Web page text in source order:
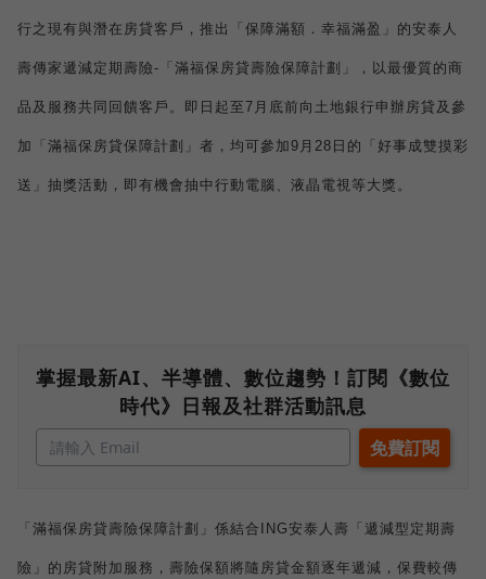
行之現有與潛在房貸客戶，推出 保障滿額．幸福滿盈」的安泰人
壽傳家遞減定期壽險- 「滿福保房貸壽險保障計劃」，以最優質的商
品及服務共同回饋客戶。即日起至7 月底前向土地銀行申辦房貸及參
加「滿福保房貸保障計劃」者，均可參加9 月 28 日 的「好事成雙摸彩
送」抽獎活動，即有機會抽中行動電腦、液晶電視等大獎。
掌握最新AI、半導體、數位趨勢！訂閱《數位
時代》日報及社群活動訊息
「滿福保房貸壽險保障計劃」係結合 ING安泰人壽「遞減型定期壽
險」的房貸附加服務，壽險保額將隨房貸金額逐年遞減，保費較傳